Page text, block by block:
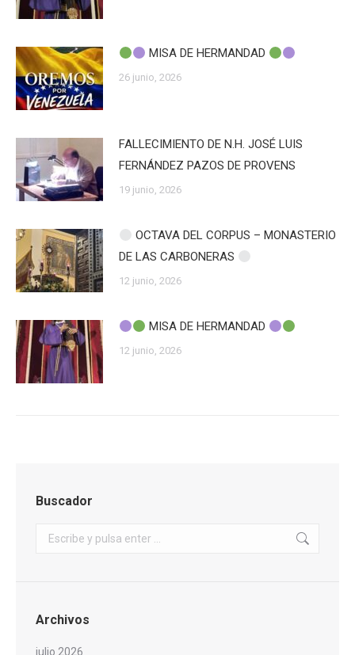
MISA DE HERMANDAD
26 junio, 2026
FALLECIMIENTO DE N.H. JOSÉ LUIS
FERNÁNDEZ PAZOS DE PROVENS
19 junio, 2026
OCTAVA DEL CORPUS – MONASTERIO
DE LAS CARBONERAS
12 junio, 2026
MISA DE HERMANDAD
12 junio, 2026
Buscador
Buscar:
Archivos
julio 2026